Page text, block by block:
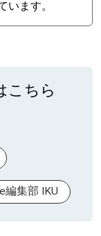
います。
こちら
編集部 IKU